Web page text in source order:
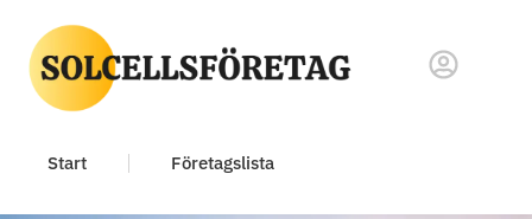
Start Företagslista